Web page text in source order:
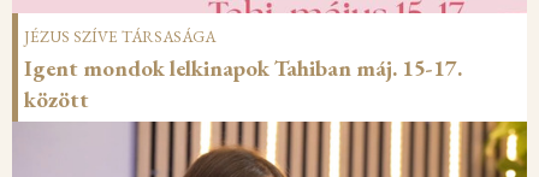
JÉZUS SZÍVE TÁRSASÁGA
Igent mondok lelkinapok Tahiban máj. 15-17.
között